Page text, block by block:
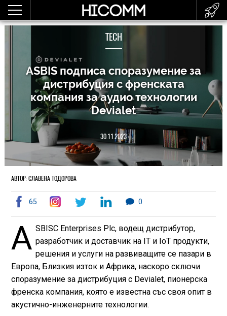
TECH
ASBIS подписа споразумение за
дистрибуция с френската
компания за аудио технологии
Devialet
30.11.2023
АВТОР: СЛАВЕНА ТОДОРОВА
65 0
A SBISC Enterprises Plc, водещ дистрибутор,
разработчик и доставчик на IT и IoT продукти,
решения и услуги на развиващите се пазари в
Европа, Близкия изток и Африка, наскоро сключи
споразумение за дистрибуция с Devialet, пионерска
френска компания, която е известна със своя опит в
акустично-инженерните технологии.